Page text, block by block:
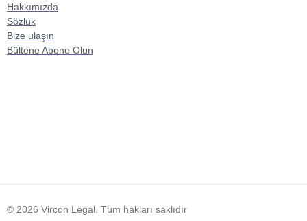
Hakkımızda
Sözlük
Bize ulaşın
Bültene Abone Olun
© 2026 Vircon Legal. Tüm hakları saklıdır